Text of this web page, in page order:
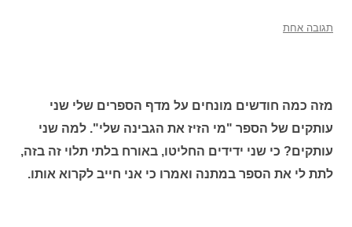
תגובה אחת
מזה כמה חודשים מונחים על מדף הספרים שלי שני
עותקים של הספר "מי הזיז את הגבינה שלי". למה שני
עותקים? כי שני ידידים החליטו, באורח בלתי תלוי זה בזה,
לתת לי את הספר במתנה ואמרו כי אני חייב לקרוא אותו.